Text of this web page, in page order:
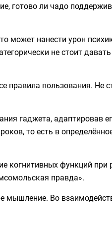
готово ли чадо
может нанести урон
не стоит давать
правила пользования. Не
гаджета, адаптировав
то есть в
когнитивных функций при
правда».
мышление. Во